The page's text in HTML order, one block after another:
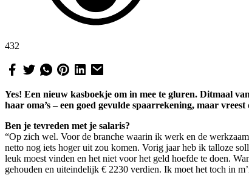
432
Yes! Een nieuw kasboekje om in mee te gluren. Ditmaal
haar oma’s – een goed gevulde spaarrekening, maar
Ben je tevreden met je salaris?
“Op zich wel. Voor de branche waarin ik werk en de
netto nog iets hoger uit zou komen. Vorig jaar heb ik talloze
leuk moest vinden en het niet voor het geld hoefde te doen.
gehouden en uiteindelijk € 2230 verdien. Ik moet het toch in